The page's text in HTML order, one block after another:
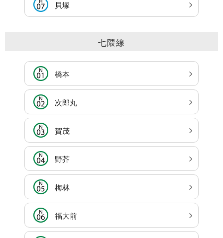
貝塚
七隈線
橋本
次郎丸
賀茂
野芥
梅林
福大前